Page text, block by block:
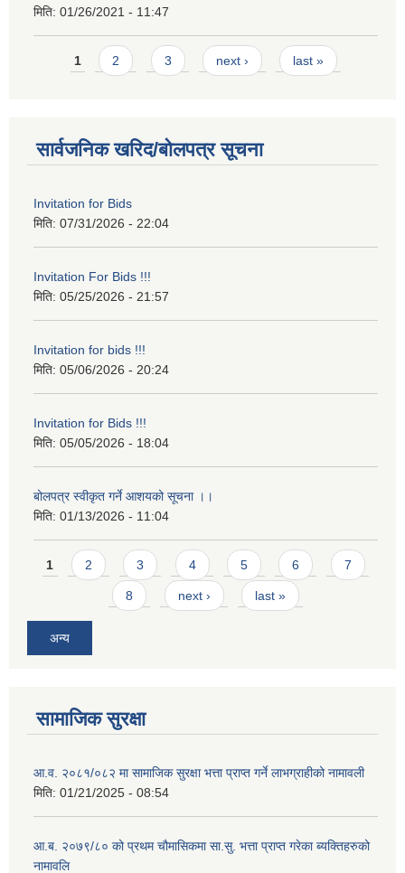
मिति: 01/26/2021 - 11:47
Pages
1 2 3 next › last »
सार्वजनिक खरिद/बोलपत्र सूचना
Invitation for Bids
मिति: 07/31/2026 - 22:04
Invitation For Bids !!!
मिति: 05/25/2026 - 21:57
Invitation for bids !!!
मिति: 05/06/2026 - 20:24
Invitation for Bids !!!
मिति: 05/05/2026 - 18:04
बोलपत्र स्वीकृत गर्ने आशयको सूचना ।।
मिति: 01/13/2026 - 11:04
Pages
1 2 3 4 5 6 7
8 next › last »
अन्य
सामाजिक सुरक्षा
आ.व. २०८१/०८२ मा सामाजिक सुरक्षा भत्ता प्राप्त गर्ने लाभग्राहीको नामावली
मिति: 01/21/2025 - 08:54
आ.ब. २०७९/८० को प्रथम चौमासिकमा सा.सु. भत्ता प्राप्त गरेका ब्यक्तिहरुको
नामावलि